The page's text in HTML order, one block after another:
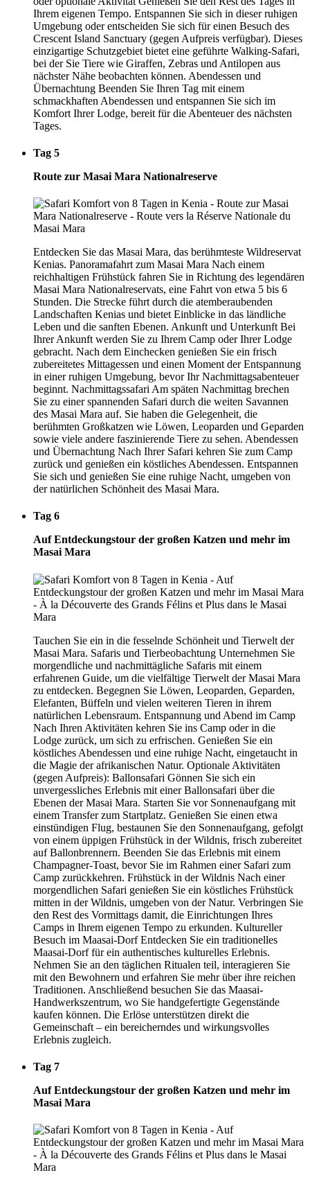
Ihrem eigenen Tempo. Entspannen Sie sich in dieser ruhigen
Umgebung oder entscheiden Sie sich für einen Besuch des
Crescent Island Sanctuary (gegen Aufpreis verfügbar). Dieses
einzigartige Schutzgebiet bietet eine geführte Walking-Safari,
bei der Sie Tiere wie Giraffen, Zebras und Antilopen aus
nächster Nähe beobachten können. Abendessen und
Übernachtung Beenden Sie Ihren Tag mit einem
schmackhaften Abendessen und entspannen Sie sich im
Komfort Ihrer Lodge, bereit für die Abenteuer des nächsten
Tages.
Tag 5
Route zur Masai Mara Nationalreserve
Entdecken Sie das Masai Mara, das berühmteste Wildreservat
Kenias. Panoramafahrt zum Masai Mara Nach einem
reichhaltigen Frühstück fahren Sie in Richtung des legendären
Masai Mara Nationalreservats, eine Fahrt von etwa 5 bis 6
Stunden. Die Strecke führt durch die atemberaubenden
Landschaften Kenias und bietet Einblicke in das ländliche
Leben und die sanften Ebenen. Ankunft und Unterkunft Bei
Ihrer Ankunft werden Sie zu Ihrem Camp oder Ihrer Lodge
gebracht. Nach dem Einchecken genießen Sie ein frisch
zubereitetes Mittagessen und einen Moment der Entspannung
in einer ruhigen Umgebung, bevor Ihr Nachmittagsabenteuer
beginnt. Nachmittagssafari Am späten Nachmittag brechen
Sie zu einer spannenden Safari durch die weiten Savannen
des Masai Mara auf. Sie haben die Gelegenheit, die
berühmten Großkatzen wie Löwen, Leoparden und Geparden
sowie viele andere faszinierende Tiere zu sehen. Abendessen
und Übernachtung Nach Ihrer Safari kehren Sie zum Camp
zurück und genießen ein köstliches Abendessen. Entspannen
Sie sich und genießen Sie eine ruhige Nacht, umgeben von
der natürlichen Schönheit des Masai Mara.
Tag 6
Auf Entdeckungstour der großen Katzen und mehr im
Masai Mara
Tauchen Sie ein in die fesselnde Schönheit und Tierwelt der
Masai Mara. Safaris und Tierbeobachtung Unternehmen Sie
morgendliche und nachmittägliche Safaris mit einem
erfahrenen Guide, um die vielfältige Tierwelt der Masai Mara
zu entdecken. Begegnen Sie Löwen, Leoparden, Geparden,
Elefanten, Büffeln und vielen weiteren Tieren in ihrem
natürlichen Lebensraum. Entspannung und Abend im Camp
Nach Ihren Aktivitäten kehren Sie ins Camp oder in die
Lodge zurück, um sich zu erfrischen. Genießen Sie ein
köstliches Abendessen und eine ruhige Nacht, eingetaucht in
die Magie der afrikanischen Natur. Optionale Aktivitäten
(gegen Aufpreis): Ballonsafari Gönnen Sie sich ein
unvergessliches Erlebnis mit einer Ballonsafari über die
Ebenen der Masai Mara. Starten Sie vor Sonnenaufgang mit
einem Transfer zum Startplatz. Genießen Sie einen etwa
einstündigen Flug, bestaunen Sie den Sonnenaufgang, gefolgt
von einem üppigen Frühstück in der Wildnis, frisch zubereitet
auf Ballonbrennern. Beenden Sie das Erlebnis mit einem
Champagner-Toast, bevor Sie im Rahmen einer Safari zum
Camp zurückkehren. Frühstück in der Wildnis Nach einer
morgendlichen Safari genießen Sie ein köstliches Frühstück
mitten in der Wildnis, umgeben von der Natur. Verbringen Sie
den Rest des Vormittags damit, die Einrichtungen Ihres
Camps in Ihrem eigenen Tempo zu erkunden. Kultureller
Besuch im Maasai-Dorf Entdecken Sie ein traditionelles
Maasai-Dorf für ein authentisches kulturelles Erlebnis.
Nehmen Sie an den täglichen Ritualen teil, interagieren Sie
mit den Bewohnern und erfahren Sie mehr über ihre reichen
Traditionen. Anschließend besuchen Sie das Maasai-
Handwerkszentrum, wo Sie handgefertigte Gegenstände
kaufen können. Die Erlöse unterstützen direkt die
Gemeinschaft – ein bereicherndes und wirkungsvolles
Erlebnis zugleich.
Tag 7
Auf Entdeckungstour der großen Katzen und mehr im
Masai Mara